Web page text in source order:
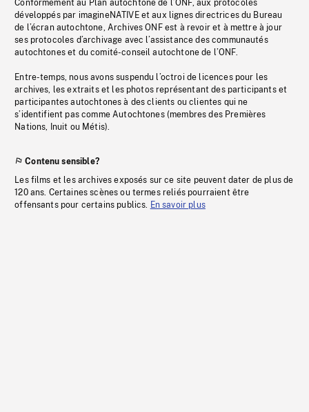
Conformément au Plan autochtone de l’ONF, aux protocoles
développés par imagineNATIVE et aux lignes directrices du Bureau
de l’écran autochtone, Archives ONF est à revoir et à mettre à jour
ses protocoles d’archivage avec l’assistance des communautés
autochtones et du comité-conseil autochtone de l’ONF.
Entre-temps, nous avons suspendu l’octroi de licences pour les
archives, les extraits et les photos représentant des participants et
participantes autochtones à des clients ou clientes qui ne
s’identifient pas comme Autochtones (membres des Premières
Nations, Inuit ou Métis).
Contenu sensible?
Les films et les archives exposés sur ce site peuvent dater de plus de
120 ans. Certaines scènes ou termes reliés pourraient être
offensants pour certains publics. En savoir plus